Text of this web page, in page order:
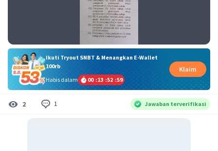
Ikuti Tryout SNBT & Menangkan E-Wallet
100rb
Habis dalam
00 :13 :52 :59
Klaim
2 1 Jawaban terverifikasi